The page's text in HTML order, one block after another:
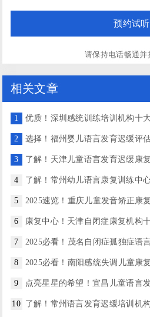
请保持电话畅通并
相关文章
1 优质！深圳感统训练培训机构十
2 选择！福州婴儿语言发育迟缓评
3 了解！天津儿童语言发育迟缓康
4 了解！常州幼儿语言康复训练中
5 2025速览！重庆儿童发音矫正康
6 康复中心！天津自闭症康复机构
7 2025必看！茂名自闭症孤独症语
8 2025必看！南阳感统失调儿童康
9 点亮星星的希望！宜昌儿童语言
10 了解！常州语言发育迟缓培训机